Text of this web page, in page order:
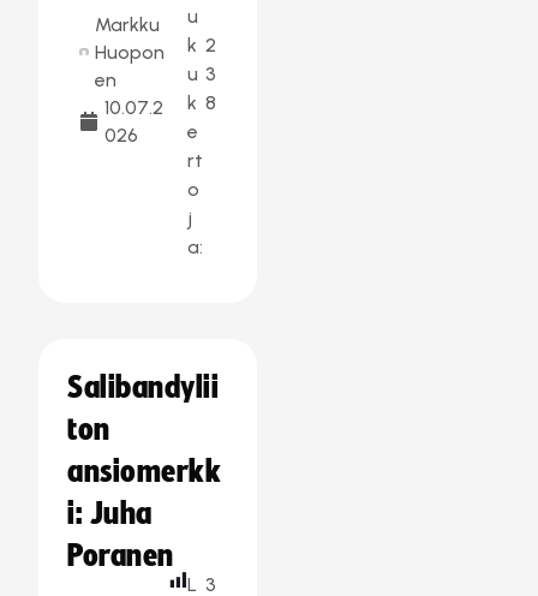
Markku
Huopon
en
10.07.2
026
u
k
u
k
e
rt
o
j
a:
2
3
8
Salibandylii
ton
ansiomerkk
i: Juha
Poranen
L 3